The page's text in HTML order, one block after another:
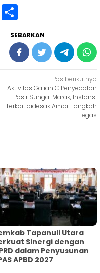
LinkedIn
SEBARKAN
Pos berikutnya
Aktivitas Galian C Penyedotan
Pasir Sungai Marak, Instansi
Terkait didesak Ambil Langkah
Tegas
Tapanuli Utara
Sinergi dengan
dalam Penyusunan
APBD 2027